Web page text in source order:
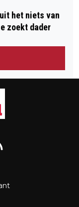
het niets van
zoekt dader